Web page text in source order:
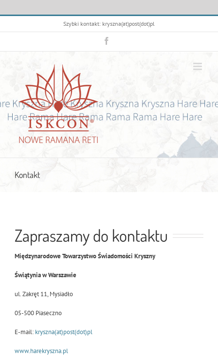
Przejdź
Szybki kontakt: kryszna(at)post(dot)pl
Kontakt
Zapraszamy do kontaktu
Międzynarodowe Towarzystwo Świadomości Kryszny
Świątynia w Warszawie
ul. Zakręt 11, Mysiadło
05-500 Piaseczno
E-mail: kryszna(at)post(dot)pl
www.harekryszna.pl